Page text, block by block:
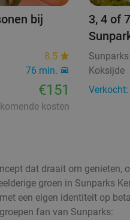
bij
8.5
76 min.
€151
kosten
3, 4 of
Koksijde
dat draait om
groen in Sunparks
een eigen identiteit op
fan van Sunparks: